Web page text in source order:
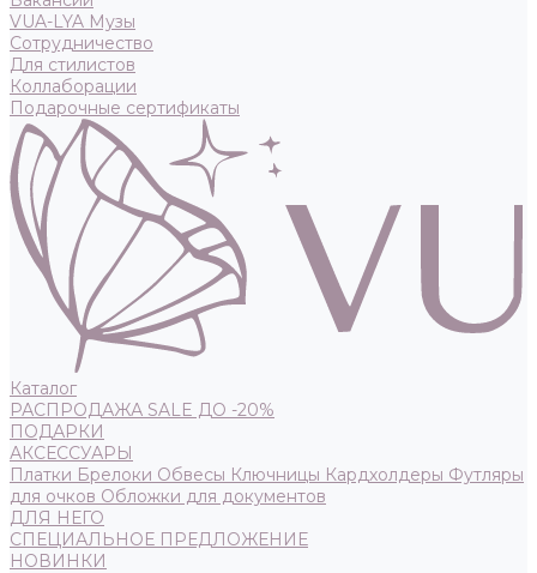
VUA-LYA Музы
Сотрудничество
Для стилистов
Коллаборации
Подарочные сертификаты
Каталог
РАСПРОДАЖА SALE ДО -20%
ПОДАРКИ
АКСЕССУАРЫ
Платки Брелоки Обвесы Ключницы Кардхолдеры Футляры
для очков Обложки для документов
ДЛЯ НЕГО
СПЕЦИАЛЬНОЕ ПРЕДЛОЖЕНИЕ
НОВИНКИ